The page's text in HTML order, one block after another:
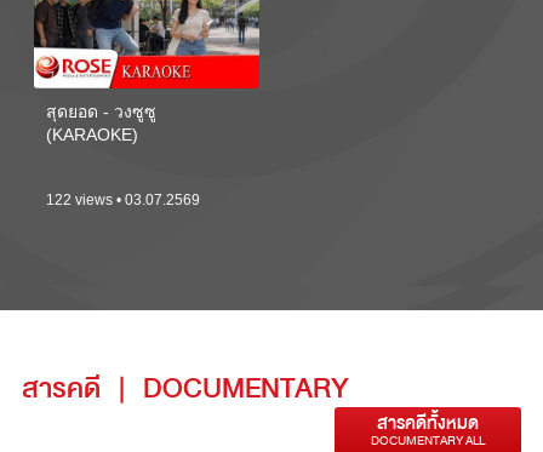
สุดยอด - วงซูซู
(KARAOKE)
122 views • 03.07.2569
สารคดี | DOCUMENTARY
สารคดีทั้งหมด
DOCUMENTARY ALL